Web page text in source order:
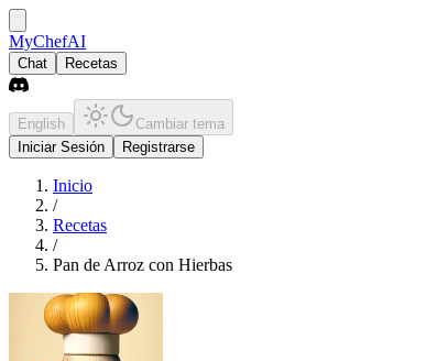
MyChefAI
Chat Recetas
English
Cambiar tema
Iniciar Sesión
Registrarse
Inicio
/
Recetas
/
Pan de Arroz con Hierbas